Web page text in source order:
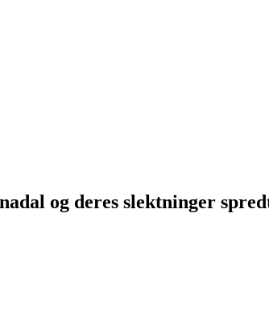
og deres slektninger